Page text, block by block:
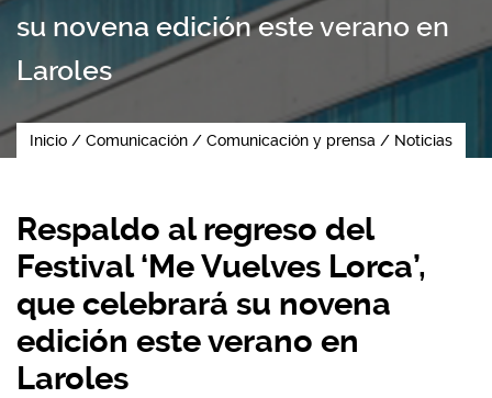
su novena edición este verano en
Laroles
Inicio Comunicación Comunicación y prensa Noticias
Respaldo al regreso del
Festival ‘Me Vuelves Lorca’,
que celebrará su novena
edición este verano en
Laroles